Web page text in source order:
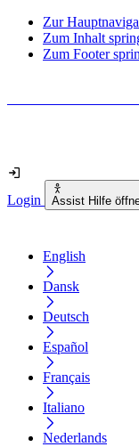
Zur
Zum Inhalt
Zum Footer
Login Assist Hilfe
English
Dansk
Deutsch
Español
Français
Italiano
Nederlands